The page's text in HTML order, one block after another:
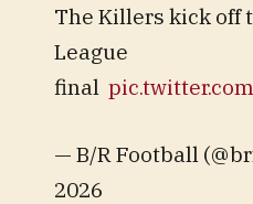
The Killers kick off
League
final
— B/R Football
2026